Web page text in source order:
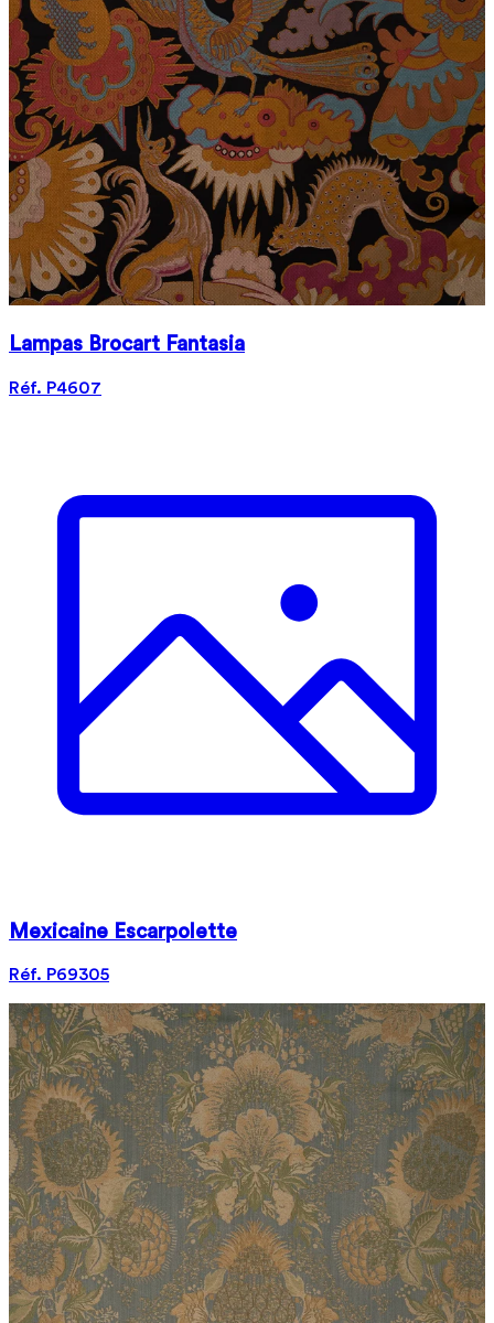
Lampas Brocart Fantasia
Réf. P4607
Mexicaine Escarpolette
Réf. P69305